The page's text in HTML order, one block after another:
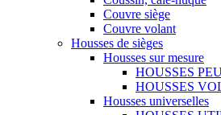
Couvre siège
Couvre volant
Housses de sièges
Housses sur mesure
HOUSSES
HOUSSES
Housses universelles